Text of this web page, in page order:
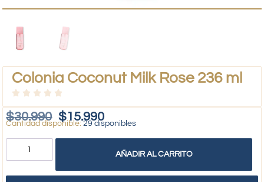
Colonia Coconut Milk Rose 236 ml
$30.990 $15.990
29 disponibles
AÑADIR AL CARRITO